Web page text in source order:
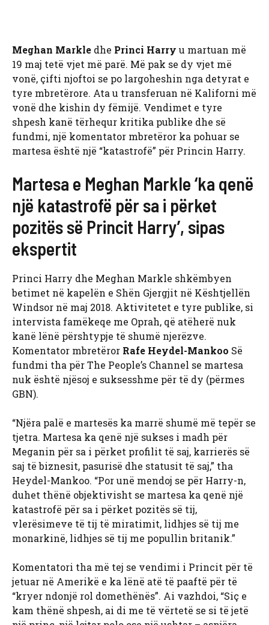
Meghan Markle dhe Princi Harry u martuan më
19 maj tetë vjet më parë. Më pak se dy vjet më
vonë, çifti njoftoi se po largoheshin nga detyrat e
tyre mbretërore. Ata u transferuan në Kaliforni më
vonë dhe kishin dy fëmijë. Vendimet e tyre
shpesh kanë tërhequr kritika publike dhe së
fundmi, një komentator mbretëror ka pohuar se
martesa është një “katastrofë” për Princin Harry.
Martesa e Meghan Markle ‘ka qenë
një katastrofë për sa i përket
pozitës së Princit Harry’, sipas
ekspertit
Princi Harry dhe Meghan Markle shkëmbyen
betimet në kapelën e Shën Gjergjit në Kështjellën
Windsor në maj 2018. Aktivitetet e tyre publike, si
intervista famëkeqe me Oprah, që atëherë nuk
kanë lënë përshtypje të shumë njerëzve.
Komentator mbretëror Rafe Heydel-Mankoo Së
fundmi tha për The People’s Channel se martesa
nuk është njësoj e suksesshme për të dy (përmes
GBN).
“Njëra palë e martesës ka marrë shumë më tepër se
tjetra. Martesa ka qenë një sukses i madh për
Meganin për sa i përket profilit të saj, karrierës së
saj të biznesit, pasurisë dhe statusit të saj,” tha
Heydel-Mankoo. “Por unë mendoj se për Harry-n,
duhet thënë objektivisht se martesa ka qenë një
katastrofë për sa i përket pozitës së tij,
vlerësimeve të tij të miratimit, lidhjes së tij me
monarkinë, lidhjes së tij me popullin britanik.”
Komentatori tha më tej se vendimi i Princit për të
jetuar në Amerikë e ka lënë atë të paaftë për të
“kryer ndonjë rol domethënës”. Ai vazhdoi, “Siç e
kam thënë shpesh, ai di me të vërtetë se si të jetë